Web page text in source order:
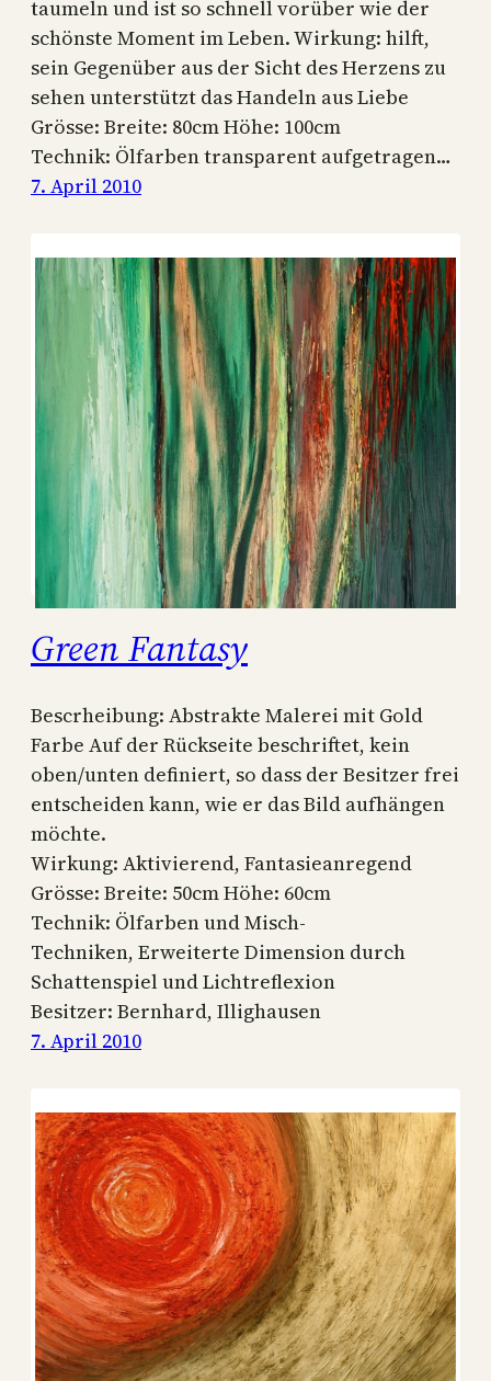
taumeln und ist so schnell vorüber wie der
schönste Moment im Leben. Wirkung: hilft,
sein Gegenüber aus der Sicht des Herzens zu
sehen unterstützt das Handeln aus Liebe
Grösse: Breite: 80cm Höhe: 100cm
Technik: Ölfarben transparent aufgetragen…
7. April 2010
Green Fantasy
Bescrheibung: Abstrakte Malerei mit Gold
Farbe Auf der Rückseite beschriftet, kein
oben/unten definiert, so dass der Besitzer frei
entscheiden kann, wie er das Bild aufhängen
möchte.
Wirkung: Aktivierend, Fantasieanregend
Grösse: Breite: 50cm Höhe: 60cm
Technik: Ölfarben und Misch-
Techniken, Erweiterte Dimension durch
Schattenspiel und Lichtreflexion
Besitzer: Bernhard, Illighausen
7. April 2010